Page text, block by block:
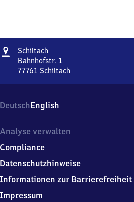
Adresse
Schiltach
Bahnhofstr. 1
77761 Schiltach
1,
7
7
1
Schiltach
DeutschEnglish
Analyse verwalten
Compliance
Datenschutzhinweise
Informationen zur Barrierefreiheit
Impressum